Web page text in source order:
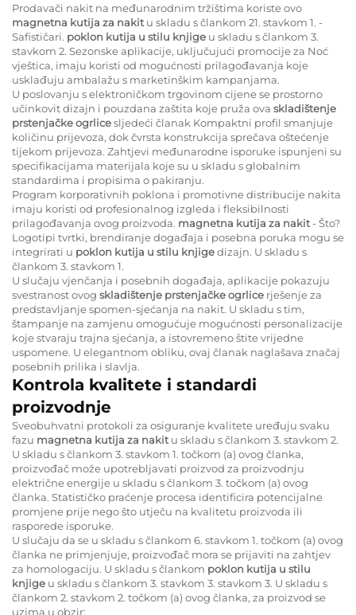
Prodavači nakit na međunarodnim tržištima koriste ovo
magnetna kutija za nakit u skladu s člankom 21. stavkom 1. -
Safističari. poklon kutija u stilu knjige u skladu s člankom 3.
stavkom 2. Sezonske aplikacije, uključujući promocije za Noć
vještica, imaju koristi od mogućnosti prilagođavanja koje
usklađuju ambalažu s marketinškim kampanjama.
U poslovanju s elektroničkom trgovinom cijene se prostorno
učinkovit dizajn i pouzdana zaštita koje pruža ova skladištenje
prstenjačke ogrlicesljedeći članak Kompaktni profil smanjuje
količinu prijevoza, dok čvrsta konstrukcija sprečava oštećenje
tijekom prijevoza. Zahtjevi međunarodne isporuke ispunjeni su
specifikacijama materijala koje su u skladu s globalnim
standardima i propisima o pakiranju.
Program korporativnih poklona i promotivne distribucije nakita
imaju koristi od profesionalnog izgleda i fleksibilnosti
prilagođavanja ovog proizvoda. magnetna kutija za nakit- Što?
Logotipi tvrtki, brendiranje događaja i posebna poruka mogu se
integrirati u poklon kutija u stilu knjigedizajn. U skladu s
člankom 3. stavkom 1.
U slučaju vjenčanja i posebnih događaja, aplikacije pokazuju
svestranost ovog skladištenje prstenjačke ogrlice rješenje za
predstavljanje spomen-sjećanja na nakit. U skladu s tim,
štampanje na zamjenu omogućuje mogućnosti personalizacije
koje stvaraju trajna sjećanja, a istovremeno štite vrijedne
uspomene. U elegantnom obliku, ovaj članak naglašava značaj
posebnih prilika i slavlja.
Kontrola kvalitete i standardi
proizvodnje
Sveobuhvatni protokoli za osiguranje kvalitete uređuju svaku
fazu magnetna kutija za nakit u skladu s člankom 3. stavkom 2.
U skladu s člankom 3. stavkom 1. točkom (a) ovog članka,
proizvođač može upotrebljavati proizvod za proizvodnju
električne energije u skladu s člankom 3. točkom (a) ovog
članka. Statističko praćenje procesa identificira potencijalne
promjene prije nego što utječu na kvalitetu proizvoda ili
rasporede isporuke.
U slučaju da se u skladu s člankom 6. stavkom 1. točkom (a) ovog
članka ne primjenjuje, proizvođač mora se prijaviti na zahtjev
za homologaciju. U skladu s člankom poklon kutija u stilu
knjige u skladu s člankom 3. stavkom 3. stavkom 3. U skladu s
člankom 2. stavkom 2. točkom (a) ovog članka, za proizvod se
uzima u obzir: